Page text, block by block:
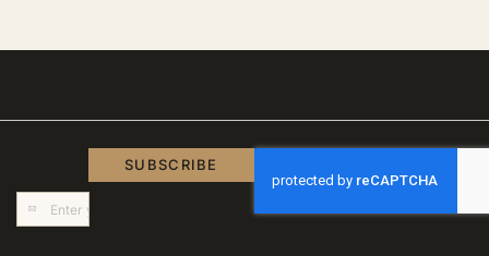
Sign
Up
SUBSCRIBE